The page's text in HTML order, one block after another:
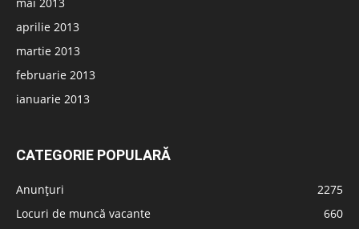
aprilie 2013
martie 2013
februarie 2013
ianuarie 2013
CATEGORIE POPULARĂ
Anunțuri
2275
Locuri de muncă vacante
660